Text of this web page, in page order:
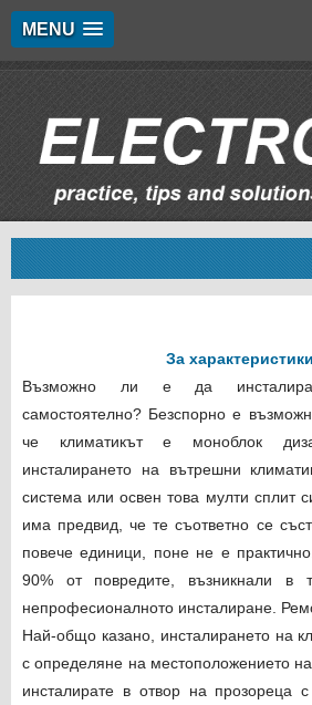
MENU
За
Възможно ли е да
самостоятелно? Безспорно е
че климатикът е моноблок
инсталирането на вътрешни
система или освен това мулти сплит
има предвид, че те съответно се
повече единици, поне не е
90% от повредите, възникнали в
непрофесионалното инсталиране.
Най-общо казано, инсталирането на
с определяне на местоположението
инсталирате в отвор на прозореца